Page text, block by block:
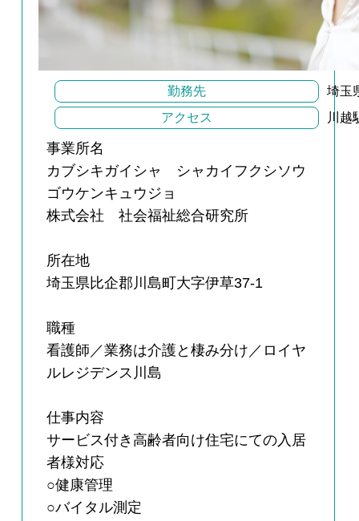
勤務先
埼玉
アクセス
川越
事業所名
カブシキガイシャ シャカイフクシソウ
ゴウケンキュウジョ
株式会社 社会福祉総合研究所
所在地
埼玉県比企郡川島町大字伊草37-1
職種
看護師／業務は介護と棲み分け／ロイヤ
ルレジデンス川島
仕事内容
サービス付き高齢者向け住宅にての入居
者様対応
○健康管理
○バイタル測定